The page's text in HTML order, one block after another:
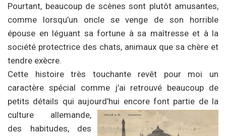
Pourtant, beaucoup de scènes sont plutôt amusantes,
comme lorsqu’un oncle se venge de son horrible
épouse en léguant sa fortune à sa maîtresse et à la
société protectrice des chats, animaux que sa chère et
tendre exècre.
Cette histoire très touchante revêt pour moi un
caractère spécial comme j’ai retrouvé beaucoup de
petits détails qui aujourd’hui encore font partie de la
culture allemande,
des habitudes, des